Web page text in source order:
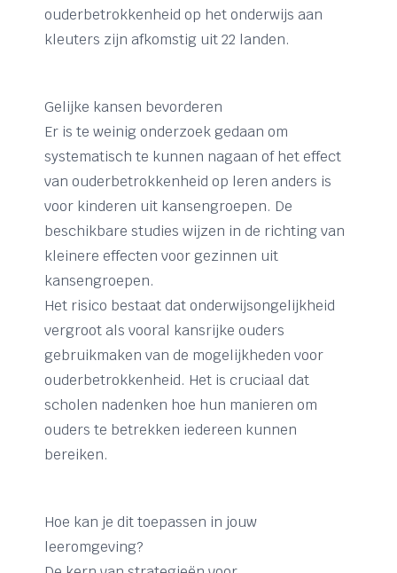
ouderbetrokkenheid op het onderwijs aan
kleuters zijn afkomstig uit 22 landen.
Gelijke kansen bevorderen
Er is te weinig onderzoek gedaan om
systematisch te kunnen nagaan of het effect
van ouderbetrokkenheid op leren anders is
voor kinderen uit kansengroepen. De
beschikbare studies wijzen in de richting van
kleinere effecten voor gezinnen uit
kansengroepen.
Het risico bestaat dat onderwijsongelijkheid
vergroot als vooral kansrijke ouders
gebruikmaken van de mogelijkheden voor
ouderbetrokkenheid. Het is cruciaal dat
scholen nadenken hoe hun manieren om
ouders te betrekken iedereen kunnen
bereiken.
Hoe kan je dit toepassen in jouw
leeromgeving?